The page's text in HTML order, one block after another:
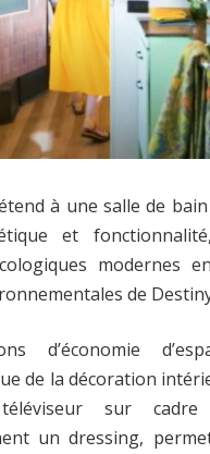
à une salle de
et
modernes
de
d’économie
de la décoration
sur cadre
un dressing,